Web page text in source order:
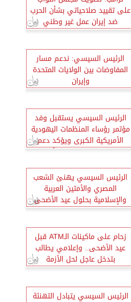
على تقييد صلاحياتي بشأن الحرب
ضد إيران عمل غير وطني
الرئيس السيسي: ندعم مسار
المفاوضات بين الولايات المتحدة
وإيران
الرئيس السيسي يستقبل وفد
مؤتمر رؤساء المنظمات اليهودية
الأمريكية الكبرى ويؤكد دعم
الاستقرار في الشرق الأوسط
الرئيس السيسي يهنئ الشعب
المصري والأمتين العربية
والإسلامية بحلول عيد الأضحى
زحام على ماكينات الـATM قبل
عيد الأضحى.. وإعلامي يطالب
بتدخل عاجل لحل الأزمة
الرئيس السيسي يتبادل التهنئة